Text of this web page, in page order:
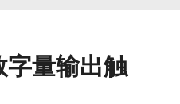
字量输出触